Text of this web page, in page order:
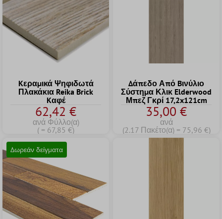
Kεραμικά Ψηφιδωτά
Πλακάκια Reika Brick
Kαφέ
62,42 €
ανά Φύλλο(α)
( = 67,85 €)
Δάπεδο Από Bινύλιο
Σύστημα Κλικ Elderwood
Μπεζ Γκρί 17,2x121cm
35,00 €
ανά
(2.17 Πακέτο(α) = 75,96 €)
Δωρεάν δείγματα